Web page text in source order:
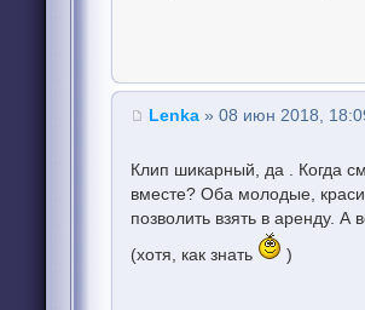
Lenka » 08 июн 2018,
Клип шикарный, да . Когда
вместе? Оба молодые,
позволить взять в аренду. А
(хотя, как знать
)